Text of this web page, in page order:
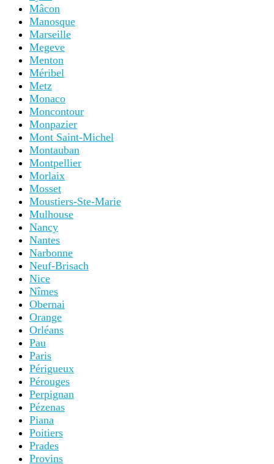
Mâcon
Manosque
Marseille
Megeve
Menton
Méribel
Metz
Monaco
Moncontour
Monpazier
Mont Saint-Michel
Montauban
Montpellier
Morlaix
Mosset
Moustiers-Ste-Marie
Mulhouse
Nancy
Nantes
Narbonne
Neuf-Brisach
Nice
Nîmes
Obernai
Orange
Orléans
Pau
Paris
Périgueux
Pérouges
Perpignan
Pézenas
Piana
Poitiers
Prades
Provins